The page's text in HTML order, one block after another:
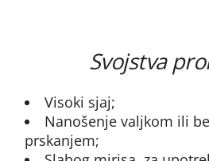
Svojstva
Visoki sjaj;
Nanošenje valjkom ili
prskanjem;